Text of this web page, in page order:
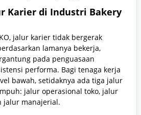
Karier di Industri Bakery
jalur karier tidak bergerak
lamanya bekerja,
pada penguasaan
performa. Bagi tenaga kerja
bawah, setidaknya ada tiga jalur
jalur operasional toko, jalur
jalur manajerial.